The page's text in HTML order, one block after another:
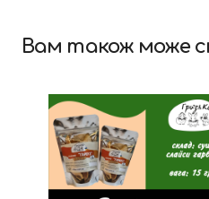
Вам також може